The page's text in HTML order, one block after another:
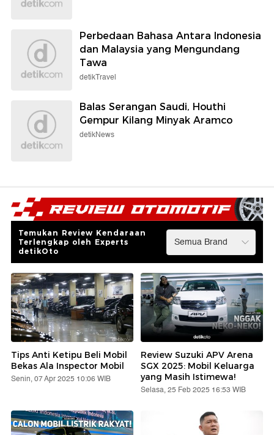
Perbedaan Bahasa Antara Indonesia
dan Malaysia yang Mengundang
Tawa
detikTravel
Balas Serangan Saudi, Houthi
Gempur Kilang Minyak Aramco
detikNews
Temukan Review Kendaraan
Terlengkap oleh Experts
detikOto
Tips Anti Ketipu Beli Mobil
Bekas Ala Inspector Mobil
Senin, 07 Apr 2025 10:06 WIB
Review Suzuki APV Arena
SGX 2025: Mobil Keluarga
yang Masih Istimewa!
Selasa, 25 Feb 2025 16:53 WIB